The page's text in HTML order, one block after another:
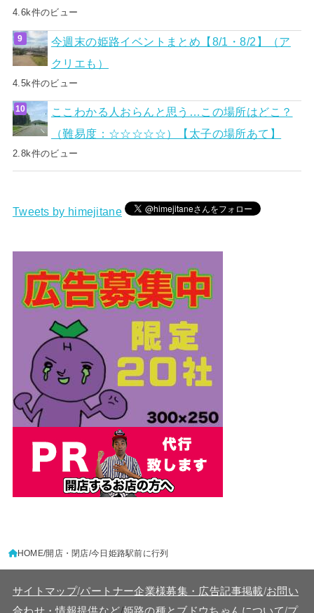
4.6k件のビュー
今週末の姫路イベントまとめ【8/1・8/2】（ア
クリエも）
4.5k件のビュー
ここわかる人おらんと思う…この場所はどこ？
（難易度：☆☆☆☆☆）【太子の場所あて】
2.8k件のビュー
Tweets by himejitane
HOME 開店・閉店 今日姫路駅前に行列
サイトマップ/パートナー企業様募集・広告記事掲載/お問い
合わせ・情報提供など/姫路の種とブドウちゃんについて/プ